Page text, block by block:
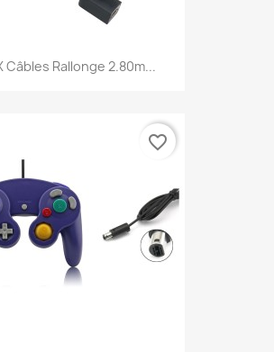
Câbles Rallonge 2.80m...
favorite_border